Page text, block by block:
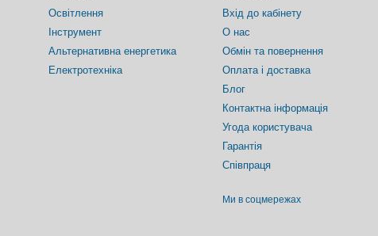
Освітлення
Інструмент
Альтернативна енергетика
Електротехніка
Вхід до кабінету
О нас
Обмін та повернення
Оплата і доставка
Блог
Контактна інформація
Угода користувача
Гарантія
Співпраця
Ми в соцмережах